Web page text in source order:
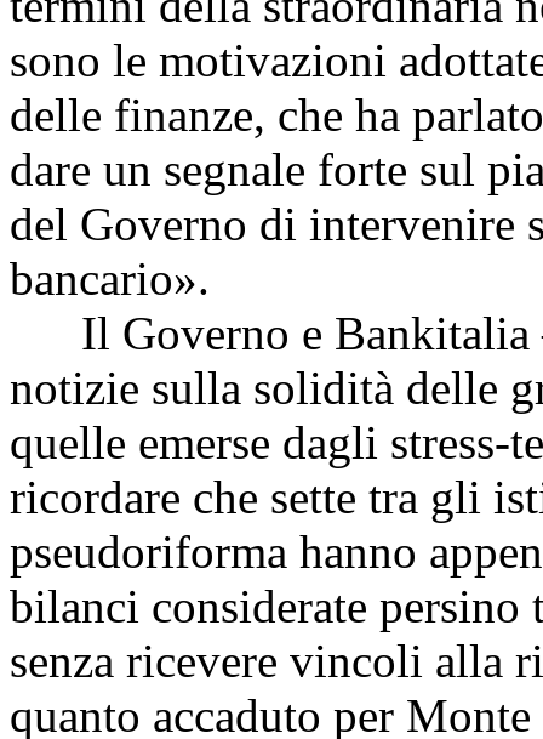
sono le motivazioni
delle finanze, che ha
dare un segnale forte sul
del Governo di intervenire
bancario».
Il Governo e Bankitalia
notizie sulla solidità delle
quelle emerse dagli stress-
ricordare che sette tra gli
pseudoriforma hanno
bilanci considerate persino
senza ricevere vincoli alla
quanto accaduto per